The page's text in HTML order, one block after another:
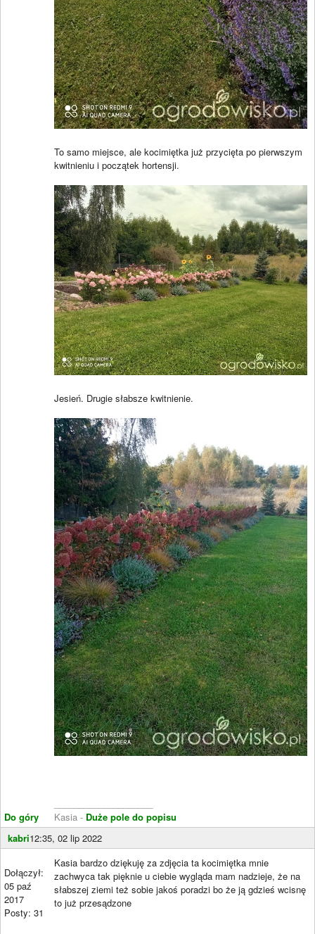
Do góry
To samo miejsce, ale kocimiętka już przycięta po pierwszym
kwitnieniu i początek hortensji.
Jesień. Drugie słabsze kwitnienie.
Kasia - Duże pole do popisu
kabri12:35, 02 lip 2022
Dołączył:
05 paź
2017
Posty: 31
Kasia bardzo dziękuję za zdjęcia ta kocimiętka mnie
zachwyca tak pięknie u ciebie wygląda mam nadzieje, że na
słabszej ziemi też sobie jakoś poradzi bo że ją gdzieś wcisnę
to już przesądzone